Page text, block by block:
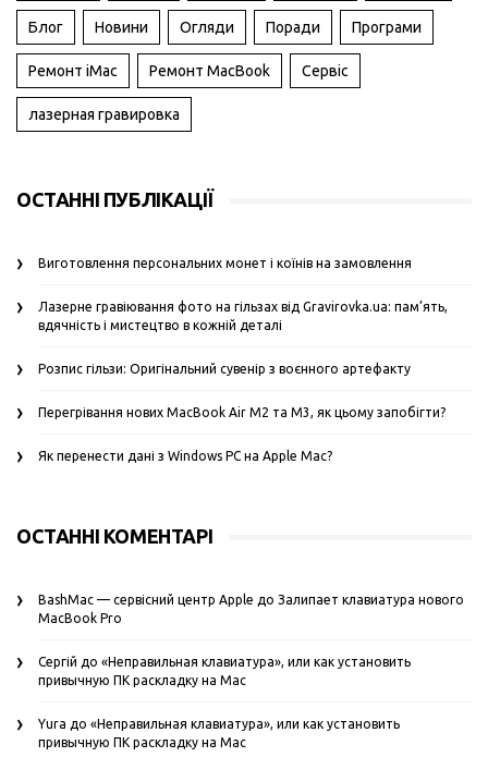
Блог Новини Огляди Поради Програми
Ремонт iMac Ремонт MacBook Сервіс
лазерная гравировка
ОСТАННІ ПУБЛІКАЦІЇ
Виготовлення персональних монет і коїнів на замовлення
Лазерне гравіювання фото на гільзах від Gravirovka.ua: пам’ять,
вдячність і мистецтво в кожній деталі
Розпис гільзи: Оригінальний сувенір з воєнного артефакту
Перегрівання нових MacBook Air M2 та M3, як цьому запобігти?
Як перенести дані з Windows PC на Apple Mac?
ОСТАННІ КОМЕНТАРІ
BashMac — сервісний центр Apple до Залипает клавиатура нового
MacBook Pro
Сергій до «Неправильная клавиатура», или как установить
привычную ПК раскладку на Mac
Yura до «Неправильная клавиатура», или как установить
привычную ПК раскладку на Mac